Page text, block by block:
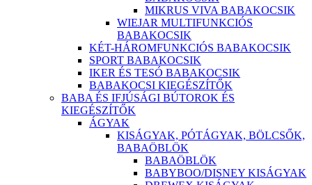
MIKRUS VIVA BABAKOCSIK
WIEJAR MULTIFUNKCIÓS
BABAKOCSIK
KÉT-HÁROMFUNKCIÓS BABAKOCSIK
SPORT BABAKOCSIK
IKER ÉS TESÓ BABAKOCSIK
BABAKOCSI KIEGÉSZÍTŐK
BABA ÉS IFJÚSÁGI BÚTOROK ÉS
KIEGÉSZÍTŐK
ÁGYAK
KISÁGYAK, PÓTÁGYAK, BÖLCSŐK,
BABAÖBLÖK
BABAÖBLÖK
BABYBOO/DISNEY KISÁGYAK